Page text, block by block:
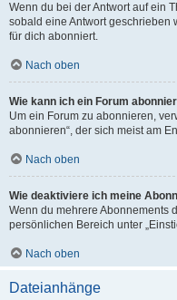
Wenn du bei der Antwort auf ein
sobald eine Antwort geschrieben
für dich abonniert.
Nach oben
Wie kann ich ein Forum
Um ein Forum zu abonnieren,
abonnieren“, der sich meist am
Nach oben
Wie deaktiviere ich meine
Wenn du mehrere Abonnements
persönlichen Bereich unter
Nach oben
Dateianhänge